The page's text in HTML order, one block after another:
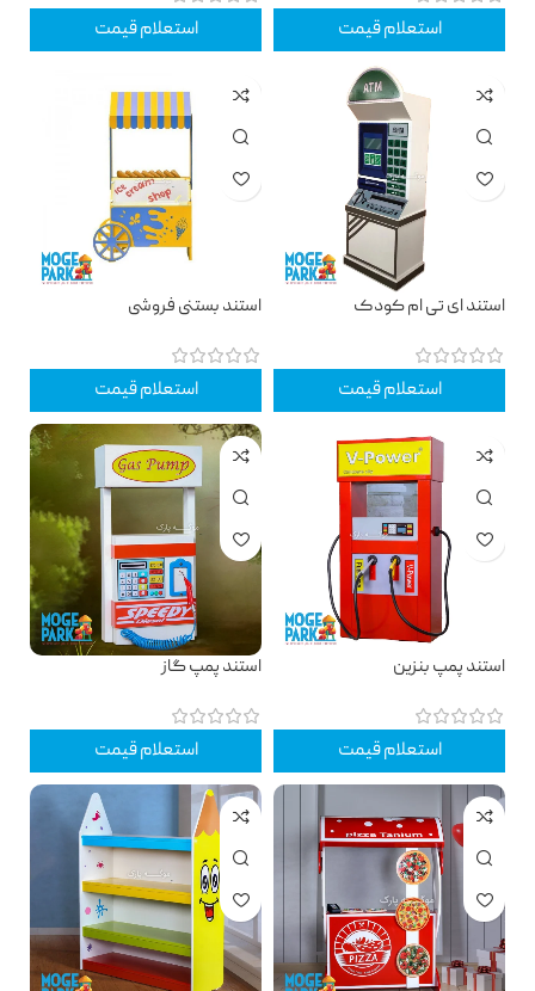
استعلام قیمت استعلام قیمت
استند ای تی ام کودک
استعلام قیمت
استند بستنی فروشی
استعلام قیمت
استند پمپ بنزین
استعلام قیمت
استند پمپ گاز
استعلام قیمت